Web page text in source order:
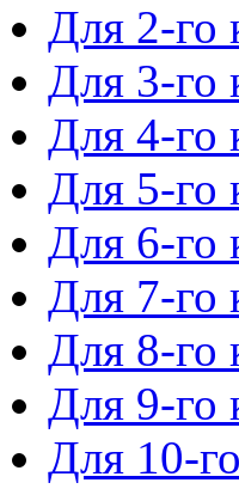
Для 2-го
Для 3-го
Для 4-го
Для 5-го
Для 6-го
Для 7-го
Для 8-го
Для 9-го
Для 10-